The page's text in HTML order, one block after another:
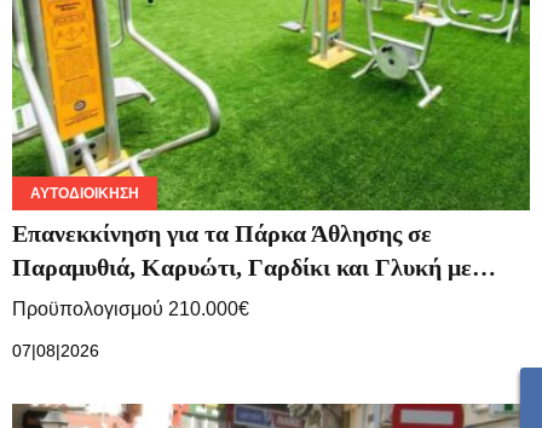
ΑΥΤΟΔΙΟΊΚΗΣΗ
Επανεκκίνηση για τα Πάρκα Άθλησης σε
Παραμυθιά, Καρυώτι, Γαρδίκι και Γλυκή με…
Προϋπολογισμού 210.000€
07|08|2026